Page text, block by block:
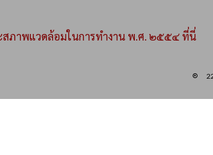
ภาพแวดล้อมในการทํางาน พ.ศ. ๒๕๕๔ ที่นี่